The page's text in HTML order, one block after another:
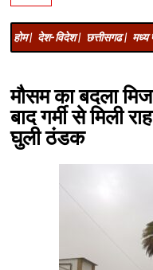
होम | देश-विदेश | छत्तीसगढ | मध्य
मौसम का बदला
बाद गर्मी से मिली
घुली ठंडक